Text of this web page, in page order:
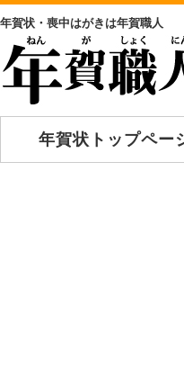
年賀状・喪中はがきは年賀職人
年賀状トップペー